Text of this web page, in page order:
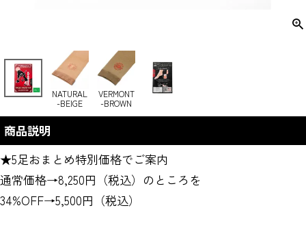
NATURAL
-BEIGE
VERMONT
-BROWN
商品説明
★5足おまとめ特別価格でご案内
通常価格→8,250円（税込）のところを
34%OFF→5,500円（税込）